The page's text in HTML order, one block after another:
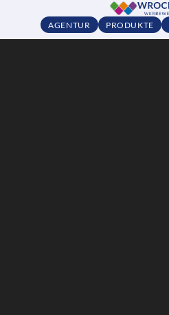
AGENTUR PRODUKTE